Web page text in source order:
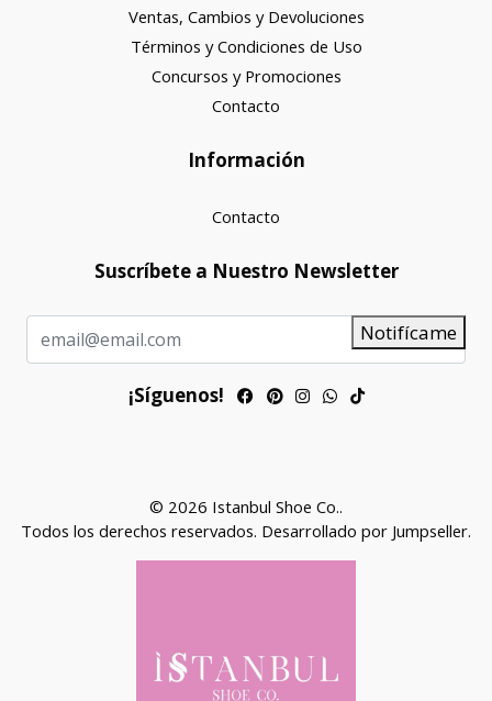
Ventas, Cambios y Devoluciones
Términos y Condiciones de Uso
Concursos y Promociones
Contacto
Información
Contacto
Suscríbete a Nuestro Newsletter
Notifícame
¡Síguenos!
© 2026 Istanbul Shoe Co..
Todos los derechos reservados. Desarrollado por Jumpseller.